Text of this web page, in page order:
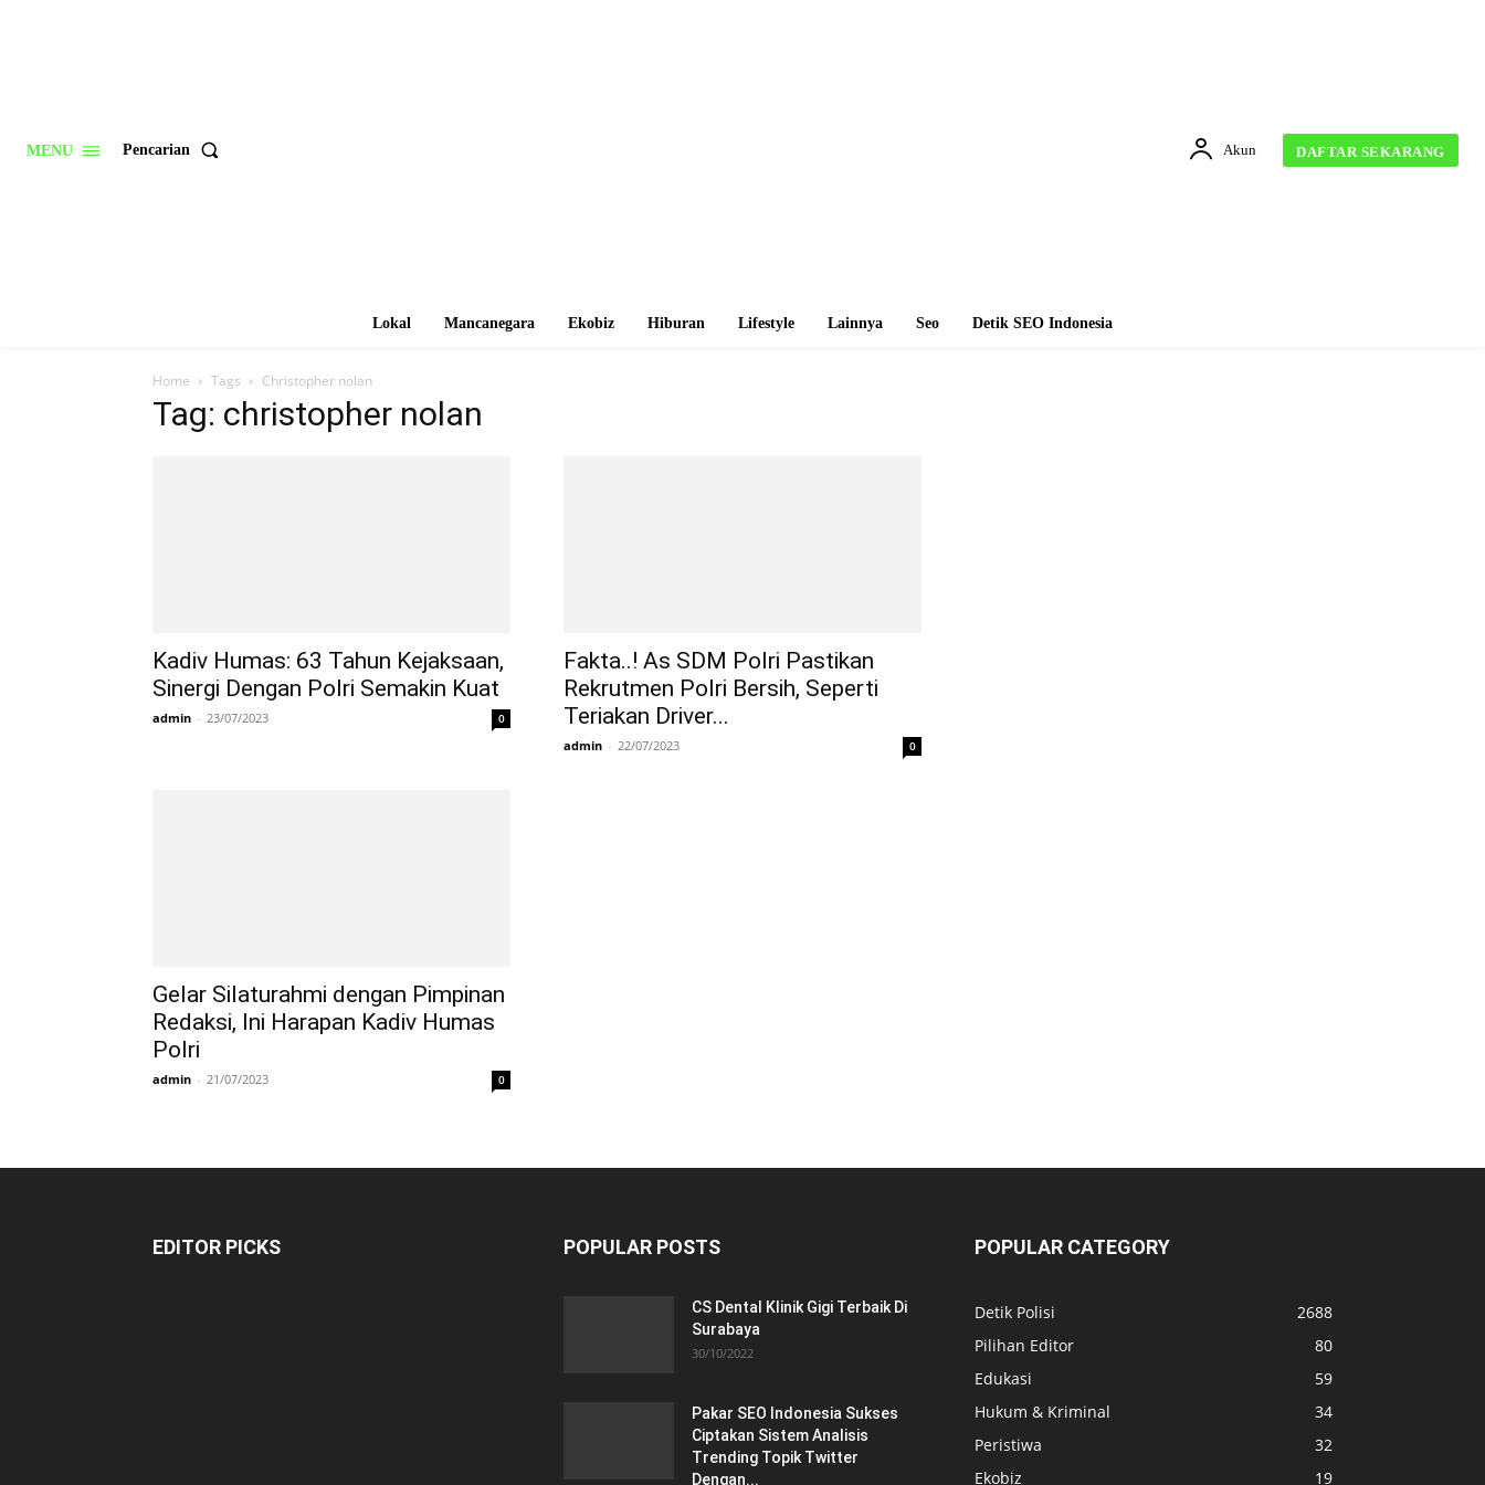
MENU Pencarian Akun DAFTAR SEKARANG
Lokal Mancanegara Ekobiz Hiburan Lifestyle Lainnya Seo Detik SEO Indonesia
Home Tags Christopher nolan
Tag: christopher nolan
Kadiv Humas: 63 Tahun Kejaksaan,
Sinergi Dengan Polri Semakin Kuat
admin - 23/07/2023 0
Fakta..! As SDM Polri Pastikan
Rekrutmen Polri Bersih, Seperti
Teriakan Driver...
admin - 22/07/2023 0
Gelar Silaturahmi dengan Pimpinan
Redaksi, Ini Harapan Kadiv Humas
Polri
admin - 21/07/2023 0
EDITOR PICKS POPULAR POSTS
CS Dental Klinik Gigi Terbaik Di
Surabaya
30/10/2022
Pakar SEO Indonesia Sukses
Ciptakan Sistem Analisis
Trending Topik Twitter
Dengan...
POPULAR CATEGORY
Detik Polisi
2688
Pilihan Editor
80
Edukasi
59
Hukum & Kriminal
34
Peristiwa
32
Ekobiz
19